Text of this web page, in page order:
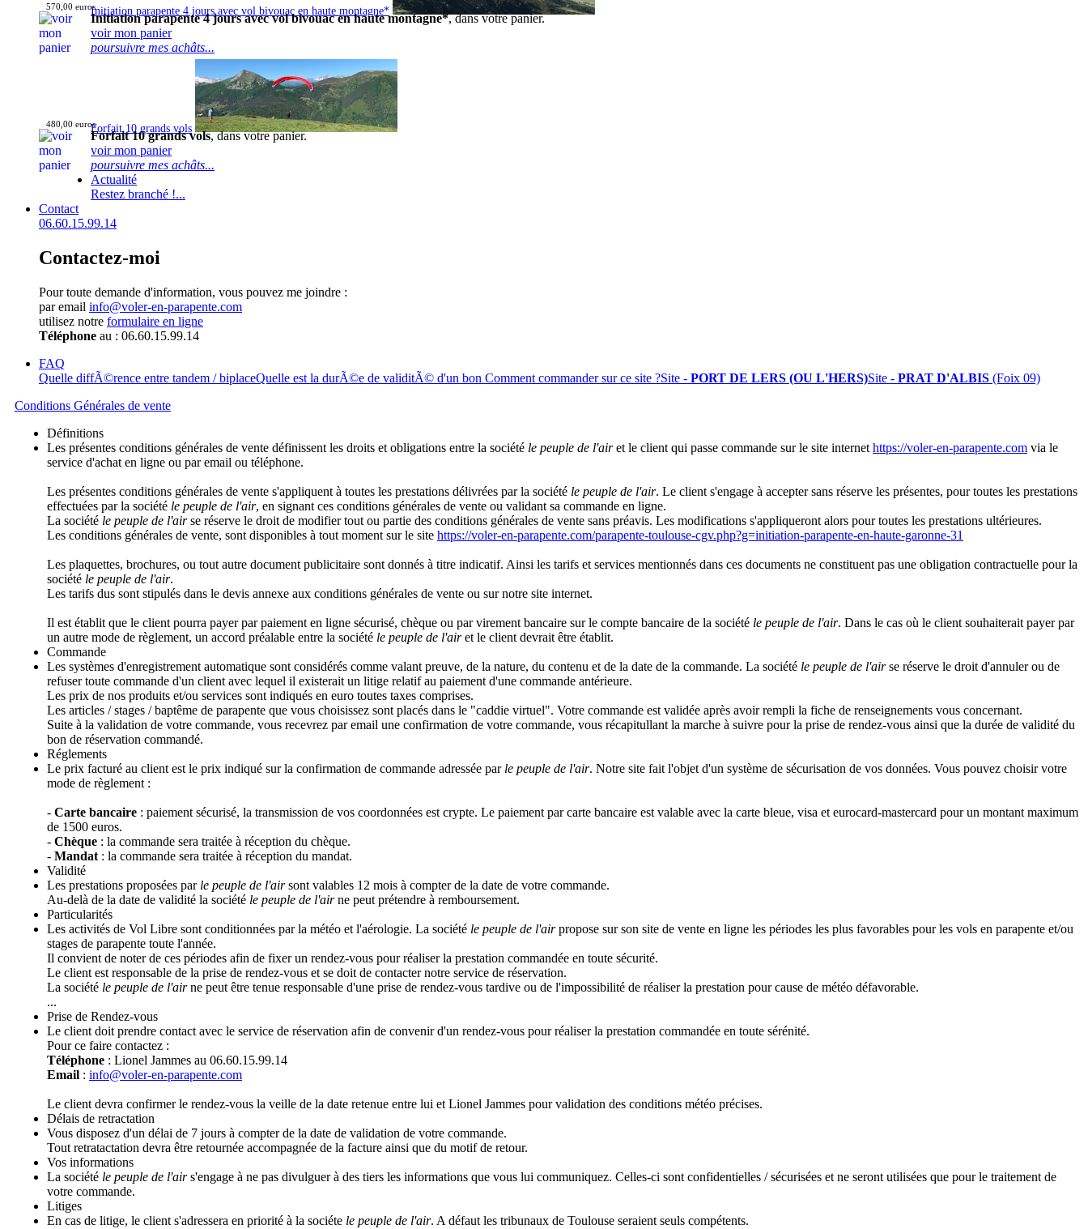
Initiation parapente 4 jours avec vol bivouac en haute montagne*
570,00 euros
Initiation parapente 4 jours avec vol bivouac en haute montagne*, dans votre panier.
voir mon panier
poursuivre mes achâts...
Forfait 10 grands vols
480,00 euros
Forfait 10 grands vols, dans votre panier.
voir mon panier
poursuivre mes achâts...
Actualité
Restez branché !...
Contact
06.60.15.99.14
Contactez-moi
Pour toute demande d'information, vous pouvez me joindre :
par email info@voler-en-parapente.com
utilisez notre formulaire en ligne
Téléphone au : 06.60.15.99.14
FAQ
Quelle diffÃ©rence entre tandem / biplaceQuelle est la durÃ©e de validitÃ© d'un bon Comment commander sur ce site ?Site - PORT DE LERS (OU L'HERS)Site - PRAT D'ALBIS (Foix 09)
Conditions Générales de vente
Définitions
Les présentes conditions générales de vente définissent les droits et obligations entre la société le peuple de l'airet le client qui passe commande sur le site internet https://voler-en-parapente.com via le
service d'achat en ligne ou par email ou téléphone.
Les présentes conditions générales de vente s'appliquent à toutes les prestations délivrées par la société le peuple de l'air. Le client s'engage à accepter sans réserve les présentes, pour toutes les prestations
effectuées par la société le peuple de l'air, en signant ces conditions générales de vente ou validant sa commande en ligne.
La société le peuple de l'airse réserve le droit de modifier tout ou partie des conditions générales de vente sans préavis. Les modifications s'appliqueront alors pour toutes les prestations ultérieures.
Les conditions générales de vente, sont disponibles à tout moment sur le site https://voler-en-parapente.com/parapente-toulouse-cgv.php?g=initiation-parapente-en-haute-garonne-31
Les plaquettes, brochures, ou tout autre document publicitaire sont donnés à titre indicatif. Ainsi les tarifs et services mentionnés dans ces documents ne constituent pas une obligation contractuelle pour la
société le peuple de l'air.
Les tarifs dus sont stipulés dans le devis annexe aux conditions générales de vente ou sur notre site internet.
Il est établit que le client pourra payer par paiement en ligne sécurisé, chèque ou par virement bancaire sur le compte bancaire de la société le peuple de l'air. Dans le cas où le client souhaiterait payer par
un autre mode de règlement, un accord préalable entre la société le peuple de l'airet le client devrait être établit.
Commande
Les systèmes d'enregistrement automatique sont considérés comme valant preuve, de la nature, du contenu et de la date de la commande. La société le peuple de l'airse réserve le droit d'annuler ou de
refuser toute commande d'un client avec lequel il existerait un litige relatif au paiement d'une commande antérieure.
Les prix de nos produits et/ou services sont indiqués en euro toutes taxes comprises.
Les articles / stages / baptême de parapente que vous choisissez sont placés dans le "caddie virtuel". Votre commande est validée après avoir rempli la fiche de renseignements vous concernant.
Suite à la validation de votre commande, vous recevrez par email une confirmation de votre commande, vous récapitullant la marche à suivre pour la prise de rendez-vous ainsi que la durée de validité du
bon de réservation commandé.
Réglements
Le prix facturé au client est le prix indiqué sur la confirmation de commande adressée par le peuple de l'air. Notre site fait l'objet d'un système de sécurisation de vos données. Vous pouvez choisir votre
mode de règlement :
- Carte bancaire : paiement sécurisé, la transmission de vos coordonnées est crypte. Le paiement par carte bancaire est valable avec la carte bleue, visa et eurocard-mastercard pour un montant maximum
de 1500 euros.
- Chèque : la commande sera traitée à réception du chèque.
- Mandat : la commande sera traitée à réception du mandat.
Validité
Les prestations proposées par le peuple de l'airsont valables 12 mois à compter de la date de votre commande.
Au-delà de la date de validité la société le peuple de l'airne peut prétendre à remboursement.
Particularités
Les activités de Vol Libre sont conditionnées par la météo et l'aérologie. La société le peuple de l'airpropose sur son site de vente en ligne les périodes les plus favorables pour les vols en parapente et/ou
stages de parapente toute l'année.
Il convient de noter de ces périodes afin de fixer un rendez-vous pour réaliser la prestation commandée en toute sécurité.
Le client est responsable de la prise de rendez-vous et se doit de contacter notre service de réservation.
La société le peuple de l'airne peut être tenue responsable d'une prise de rendez-vous tardive ou de l'impossibilité de réaliser la prestation pour cause de météo défavorable.
...
Prise de Rendez-vous
Le client doit prendre contact avec le service de réservation afin de convenir d'un rendez-vous pour réaliser la prestation commandée en toute sérénité.
Pour ce faire contactez :
Téléphone : Lionel Jammes au 06.60.15.99.14
Email : info@voler-en-parapente.com
Le client devra confirmer le rendez-vous la veille de la date retenue entre lui et Lionel Jammes pour validation des conditions météo précises.
Délais de retractation
Vous disposez d'un délai de 7 jours à compter de la date de validation de votre commande.
Tout retratactation devra être retournée accompagnée de la facture ainsi que du motif de retour.
Vos informations
La société le peuple de l'airs'engage à ne pas divulguer à des tiers les informations que vous lui communiquez. Celles-ci sont confidentielles / sécurisées et ne seront utilisées que pour le traitement de
votre commande.
Litiges
En cas de litige, le client s'adressera en priorité à la sociéte le peuple de l'air. A défaut les tribunaux de Toulouse seraient seuls compétents.